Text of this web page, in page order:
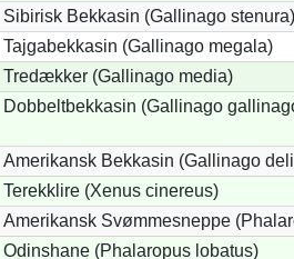
Sibirisk Bekkasin (Gallinago stenura)
Tajgabekkasin (Gallinago megala)
Tredækker (Gallinago media)
Dobbeltbekkasin (Gallinago
Amerikansk Bekkasin (Gallinago
Terekklire (Xenus cinereus)
Amerikansk Svømmesneppe
Odinshane (Phalaropus lobatus)